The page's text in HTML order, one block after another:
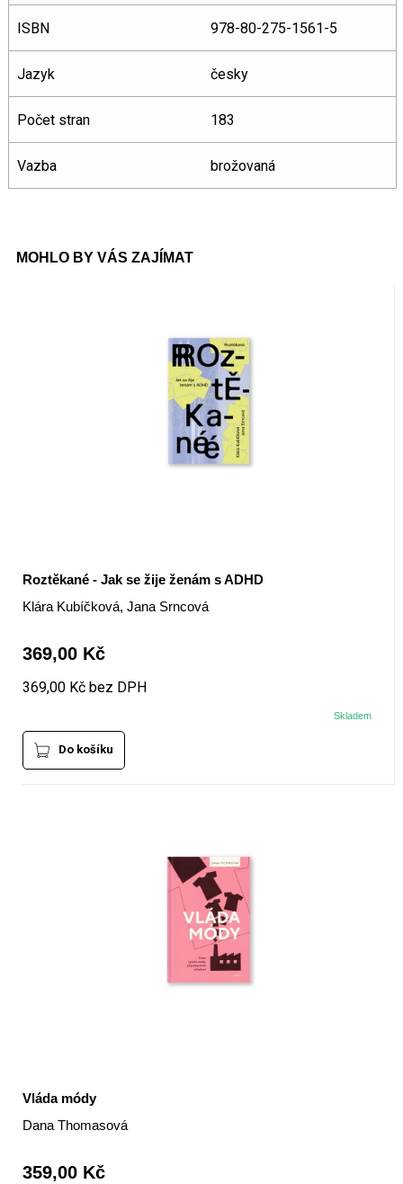
ISBN 978-80-275-1561-5
Jazyk česky
Počet stran 183
Vazba brožovaná
MOHLO BY VÁS ZAJÍMAT
Roztěkané - Jak se žije ženám s ADHD
Klára Kubíčková, Jana Srncová
369,00 Kč
369,00 Kč bez DPH
Skladem
Do košíku
Vláda módy
Dana Thomasová
359,00 Kč